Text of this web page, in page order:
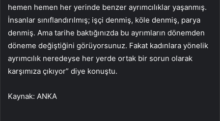
hemen hemen her yerinde benzer ayrımcılıklar yaşanmış.
İnsanlar sınıflandırılmış; işçi denmiş, köle denmiş, parya
denmiş. Ama tarihe baktığınızda bu ayrımların dönemden
döneme değiştiğini görüyorsunuz. Fakat kadınlara yönelik
ayrımcılık neredeyse her yerde ortak bir sorun olarak
karşımıza çıkıyor” diye konuştu.
Kaynak: ANKA